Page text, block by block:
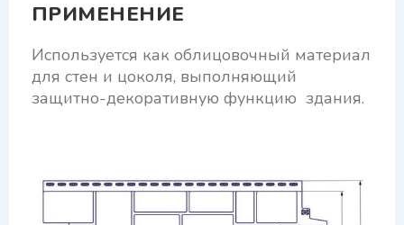
ПРИМЕНЕНИЕ
Используется как облицовочный материал
для стен и цоколя, выполняющий
защитно-декоративную функцию здания.